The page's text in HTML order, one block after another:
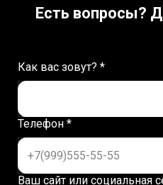
Есть вопросы?
Как вас зовут? *
Телефон *
Ваш сайт или социальная